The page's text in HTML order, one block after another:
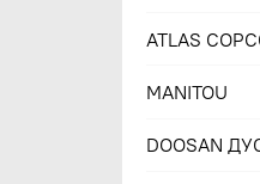
ATLAS
MANITOU
DOOSAN